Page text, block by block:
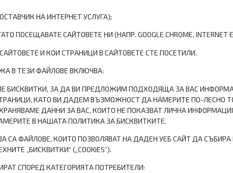
ДОСТАВЧИК НА ИНТЕРНЕТ УСЛУГА);
ПОСЕЩАВАТЕ САЙТОВЕТЕ НИ (НАПР. GOOGLE CHROME, INTERNET
И КОИ СТРАНИЦИ В САЙТОВЕТЕ СТЕ ПОСЕТИЛИ.
В ТЕЗИ ФАЙЛОВЕ ВКЛЮЧВА:
БИСКВИТКИ, ЗА ДА ВИ ПРЕДЛОЖИМ ПОДХОДЯЩА ЗА ВАС
КАТО ВИ ДАДЕМ ВЪЗМОЖНОСТ ДА НАМЕРИТЕ ПО-ЛЕСНО
ДАННИ ЗА ВАС, КОИТО НЕ ПОКАЗВАТ ЛИЧНА
В НАШАТА ПОЛИТИКА ЗА БИСКВИТКИТЕ.
СА ФАЙЛОВЕ, КОИТО ПОЗВОЛЯВАТ НА ДАДЕН УЕБ САЙТ ДА
„БИСКВИТКИ“ („COOKIES“).
СПОРЕД КАТЕГОРИЯТА ПОТРЕБИТЕЛИ: